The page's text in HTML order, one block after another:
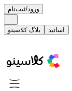
ورود/ثبت‌نام
بلاگ کلاسینو اساتید